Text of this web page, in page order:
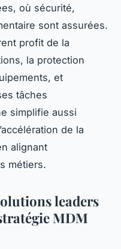
où sécurité,
sont assurées.
profit de la
la protection
et
tâches
simplifie aussi
de la
alignant
métiers.
leaders
MDM